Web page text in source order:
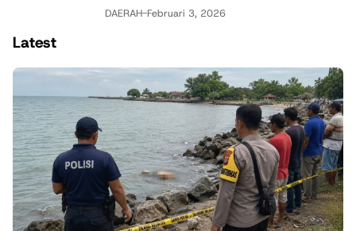
DAERAH-Februari 3, 2026
Latest